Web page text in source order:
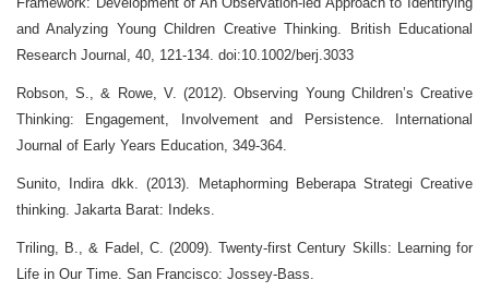
and Analyzing Young Children Creative Thinking. British Educational
Research Journal, 40, 121-134. doi:10.1002/berj.3033
Robson, S., & Rowe, V. (2012). Observing Young Children’s Creative
Thinking: Engagement, Involvement and Persistence. International
Journal of Early Years Education, 349-364.
Sunito, Indira dkk. (2013). Metaphorming Beberapa Strategi Creative
thinking. Jakarta Barat: Indeks.
Triling, B., & Fadel, C. (2009). Twenty-first Century Skills: Learning for
Life in Our Time. San Francisco: Jossey-Bass.